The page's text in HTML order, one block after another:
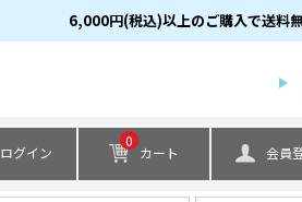
6,000円(税込)以上のご購入で送料
検索
ログイン
0
カート 会員